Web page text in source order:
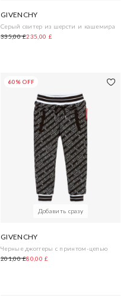
GIVENCHY
Серый свитер из шерсти и кашемира
335,00 £235,00 £
60% OFF
Добавить сразу
GIVENCHY
Черные джоггеры с принтом-цепью
201,00 £80,00 £